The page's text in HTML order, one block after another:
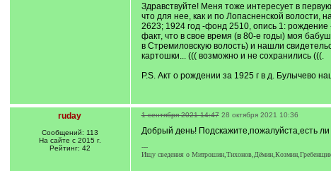
]
Здравствуйте! Меня тоже интересует в
что для нее, как и по Лопасненской волости,
2623; 1924 год -фонд 2510, опись 1:
факт, что в свое время (в 80-е годы) моя
в Стремиловскую волость) и нашли
картошки... ((( возможно и не сохранились (((.
P.S. Акт о рождении за 1925 г в д. Булычево
ruday
Сообщений: 113
На сайте с 2015 г.
Рейтинг: 42
1 сентября 2021 14:47 28 октября 2021 10:36
Добрый день! Подскажите,пожалуйста,есть
---
Ищу сведения о